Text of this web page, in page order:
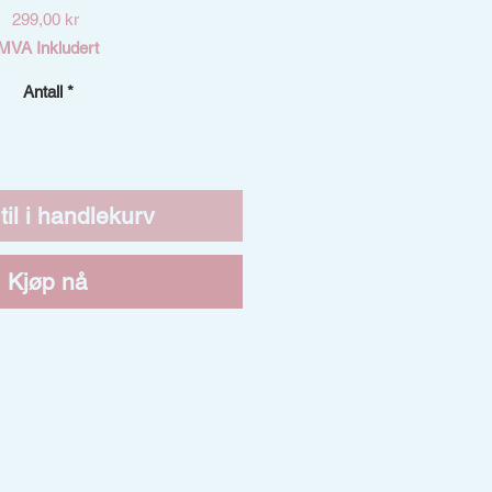
299,00 krPris
Inkludert
Antall *
i handlekurv
Kjøp nå